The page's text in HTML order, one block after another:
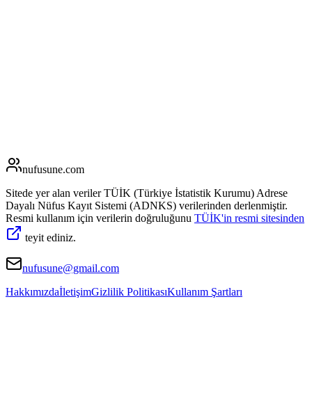
nufusune.com
Sitede yer alan veriler TÜİK (Türkiye İstatistik Kurumu) Adrese
Dayalı Nüfus Kayıt Sistemi (ADNKS) verilerinden derlenmiştir.
Resmi kullanım için verilerin doğruluğunu TÜİK'in resmi sitesinden
teyit ediniz.
nufusune@gmail.com
HakkımızdaİletişimGizlilik PolitikasıKullanım Şartları